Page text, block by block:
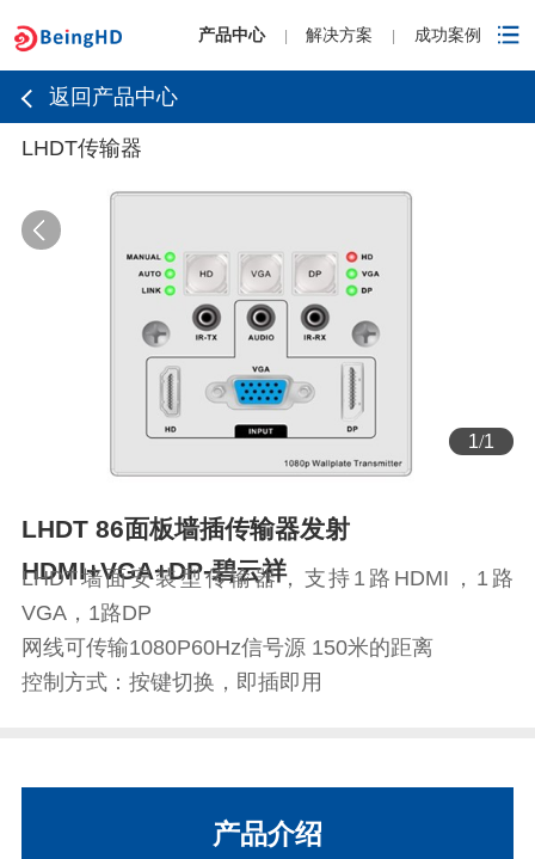
产品中心 | 解决方案 | 成功案例
返回产品中心
LHDT传输器
1/1
LHDT 86面板墙插传输器发射
HDMI+VGA+DP-碧云祥
LHDT墙面安装型传输器，支持1路HDMI，1路
VGA，1路DP
网线可传输1080P60Hz信号源 150米的距离
控制方式：按键切换，即插即用
产品介绍